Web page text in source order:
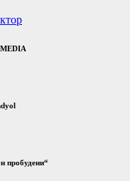
пробудени“